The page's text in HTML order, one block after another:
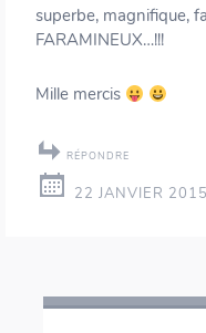
superbe, magnifique,
FARAMINEUX…!!!
Mille mercis
RÉPONDRE
22 JANVIER